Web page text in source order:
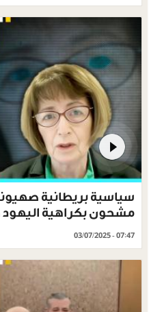
سياسية بريطانية
مشحون بكراهية اليهود
03/07/2025 - 07:47